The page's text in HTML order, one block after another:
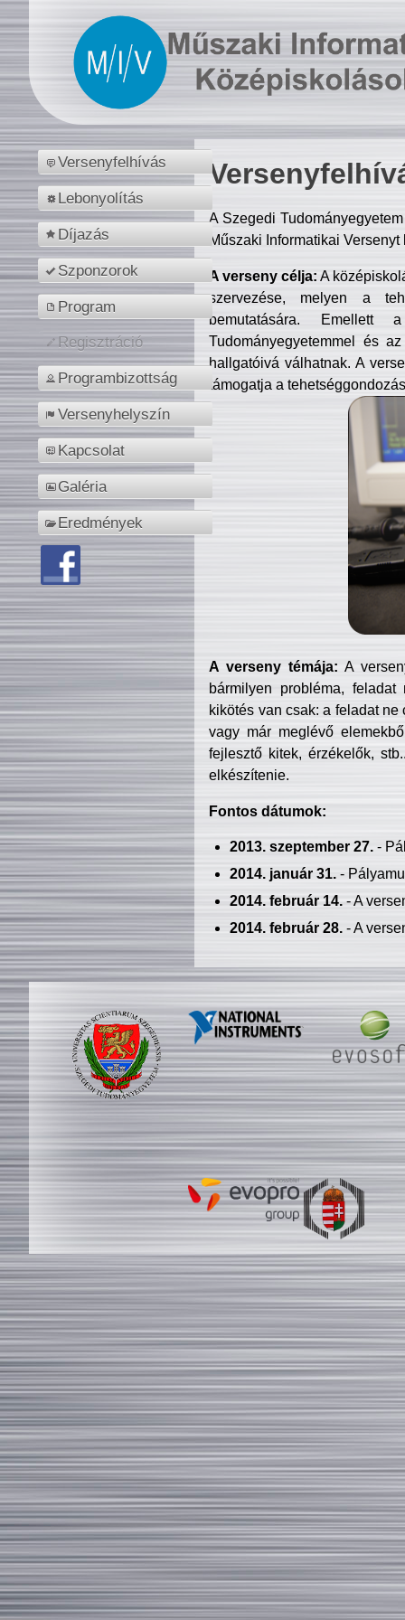
Versenyfelhívás
Lebonyolítás
Díjazás
Szponzorok
Program
Regisztráció
Programbizottság
Versenyhelyszín
Kapcsolat
Galéria
Eredmények
A Szegedi
Műszaki Informatikai
A verseny célja: A
szervezése, melyen a
bemutatására. Emellett
Tudományegyetemmel és
hallgatóivá válhatnak. A
támogatja a
A verseny témája: A
bármilyen probléma, feladat
kikötés van csak: a feladat
vagy már meglévő
fejlesztő kitek, érzékelők,
elkészítenie.
Fontos dátumok:
2013. szeptember 27.-
2014. január 31.-
2014. február 14.- A
2014. február 28.- A